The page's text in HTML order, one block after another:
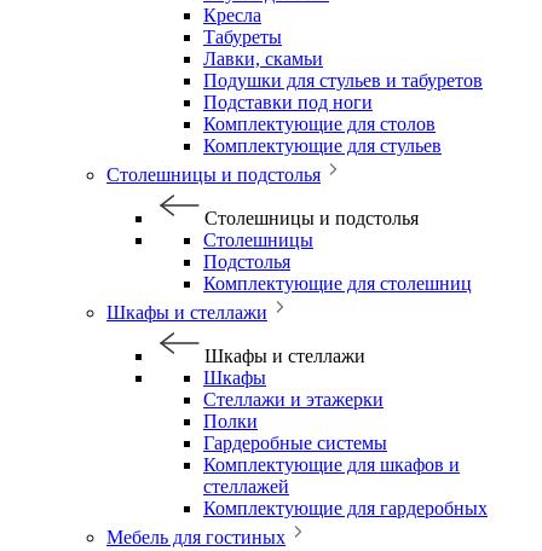
Кресла
Табуреты
Лавки, скамьи
Подушки для стульев и табуретов
Подставки под ноги
Комплектующие для столов
Комплектующие для стульев
Столешницы и подстолья
Столешницы и подстолья
Столешницы
Подстолья
Комплектующие для столешниц
Шкафы и стеллажи
Шкафы и стеллажи
Шкафы
Стеллажи и этажерки
Полки
Гардеробные системы
Комплектующие для шкафов и
стеллажей
Комплектующие для гардеробных
Мебель для гостиных